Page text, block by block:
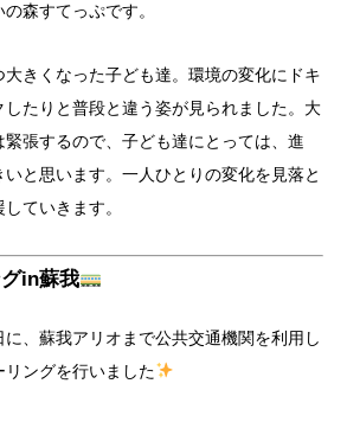
森すてっぷです。
きくなった子ども達。環境の変化にドキ
したりと普段と違う姿が見られました。大
緊張するので、子ども達にとっては、進
と思います。一人ひとりの変化を見落と
ていきます。
in蘇我
、蘇我アリオまで公共交通機関を利用し
ングを行いました